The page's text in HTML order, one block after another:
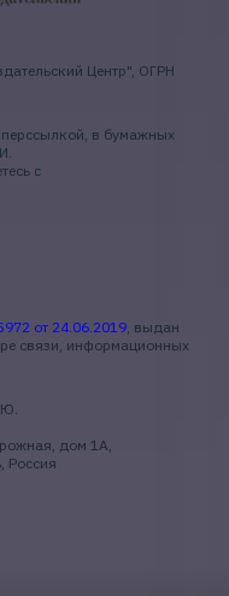
Центр", ОГРН
в бумажных
с
от 24.06.2019, выдан
связи, информационных
дом 1А,
Россия